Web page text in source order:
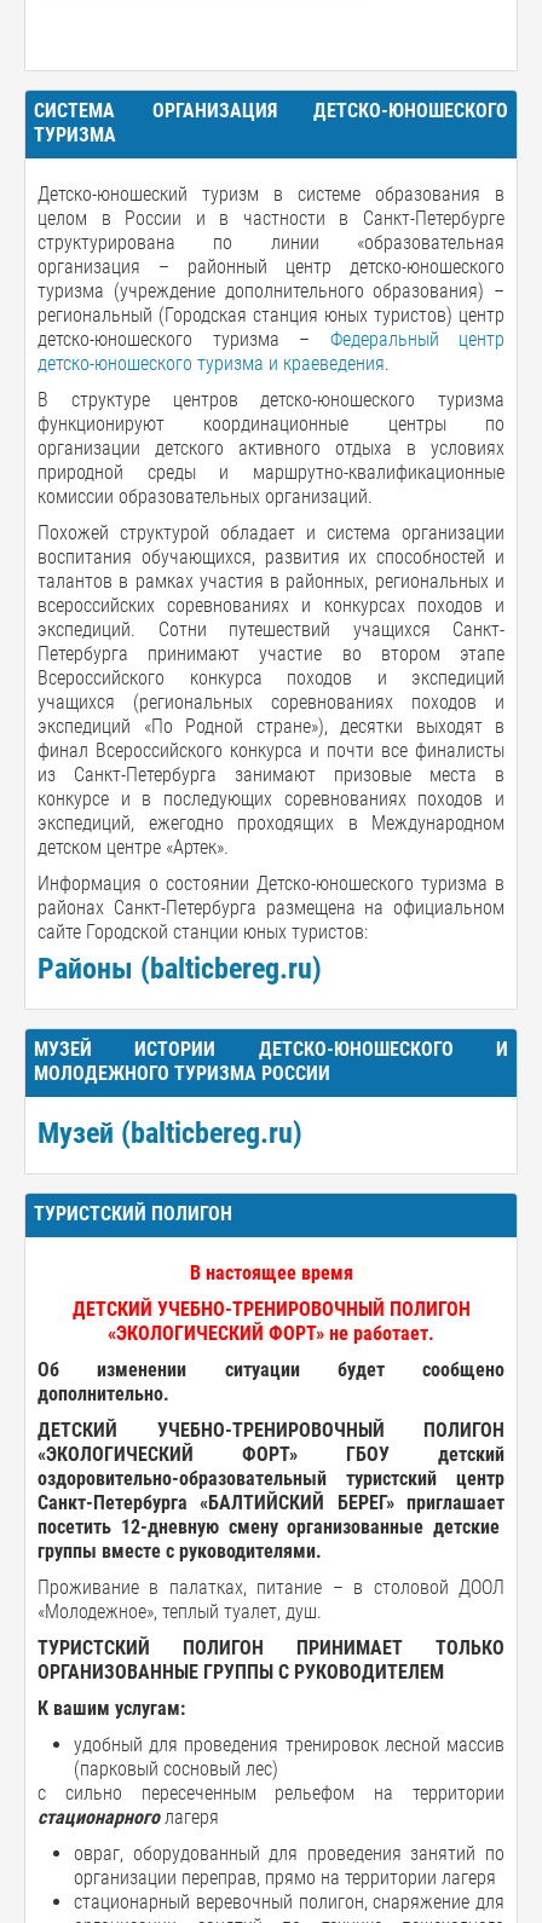
СИСТЕМА ОРГАНИЗАЦИЯ ДЕТСКО-ЮНОШЕСКОГО
ТУРИЗМА
Детско-юношеский туризм в системе образования в
целом в России и в частности в Санкт-Петербурге
структурирована по линии «образовательная
организация – районный центр детско-юношеского
туризма (учреждение дополнительного образования) –
региональный (Городская станция юных туристов) центр
детско-юношеского туризма – Федеральный центр
детско-юношеского туризма и краеведения.
В структуре центров детско-юношеского туризма
функционируют координационные центры по
организации детского активного отдыха в условиях
природной среды и маршрутно-квалификационные
комиссии образовательных организаций.
Похожей структурой обладает и система организации
воспитания обучающихся, развития их способностей и
талантов в рамках участия в районных, региональных и
всероссийских соревнованиях и конкурсах походов и
экспедиций. Сотни путешествий учащихся Санкт-
Петербурга принимают участие во втором этапе
Всероссийского конкурса походов и экспедиций
учащихся (региональных соревнованиях походов и
экспедиций «По Родной стране»), десятки выходят в
финал Всероссийского конкурса и почти все финалисты
из Санкт-Петербурга занимают призовые места в
конкурсе и в последующих соревнованиях походов и
экспедиций, ежегодно проходящих в Международном
детском центре «Артек».
Информация о состоянии Детско-юношеского туризма в
районах Санкт-Петербурга размещена на официальном
сайте Городской станции юных туристов:
Районы (balticbereg.ru)
МУЗЕЙ ИСТОРИИ ДЕТСКО-ЮНОШЕСКОГО И
МОЛОДЕЖНОГО ТУРИЗМА РОССИИ
Музей (balticbereg.ru)
ТУРИСТСКИЙ ПОЛИГОН
В настоящее время
ДЕТСКИЙ УЧЕБНО-ТРЕНИРОВОЧНЫЙ ПОЛИГОН
«ЭКОЛОГИЧЕСКИЙ ФОРТ» не работает.
Об изменении ситуации будет сообщено
дополнительно.
ДЕТСКИЙ УЧЕБНО-ТРЕНИРОВОЧНЫЙ ПОЛИГОН
«ЭКОЛОГИЧЕСКИЙ ФОРТ» ГБОУ детский
оздоровительно-образовательный туристский
центр
Санкт-Петербурга «БАЛТИЙСКИЙ БЕРЕГ»приглашает
посетить 12-дневную смену организованные детские
группы вместе с руководителями.
Проживание в палатках, питание – в столовой ДООЛ
«Молодежное», теплый туалет, душ.
ТУРИСТСКИЙ ПОЛИГОН ПРИНИМАЕТ ТОЛЬКО
ОРГАНИЗОВАННЫЕ ГРУППЫ С РУКОВОДИТЕЛЕМ
К вашим услугам:
удобный для проведения тренировок лесной массив
(парковый сосновый лес)
с сильно пересеченным рельефом на территории
стационарноголагеря
овраг, оборудованный для проведения занятий по
организации переправ, прямо на территории лагеря
стационарный веревочный полигон, снаряжение для